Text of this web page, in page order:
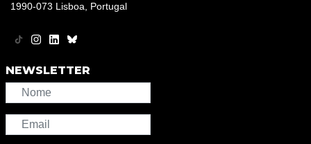
1990-073 Lisboa, Portugal
NEWSLETTER